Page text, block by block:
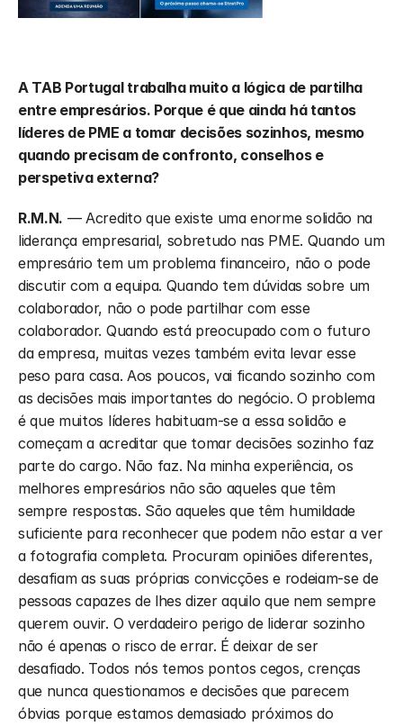
A TAB Portugal trabalha muito a lógica de partilha
entre empresários. Porque é que ainda há tantos
líderes de PME a tomar decisões sozinhos, mesmo
quando precisam de confronto, conselhos e
perspetiva externa?
R.M.N. — Acredito que existe uma enorme solidão na
liderança empresarial, sobretudo nas PME. Quando um
empresário tem um problema financeiro, não o pode
discutir com a equipa. Quando tem dúvidas sobre um
colaborador, não o pode partilhar com esse
colaborador. Quando está preocupado com o futuro
da empresa, muitas vezes também evita levar esse
peso para casa. Aos poucos, vai ficando sozinho com
as decisões mais importantes do negócio. O problema
é que muitos líderes habituam-se a essa solidão e
começam a acreditar que tomar decisões sozinho faz
parte do cargo. Não faz. Na minha experiência, os
melhores empresários não são aqueles que têm
sempre respostas. São aqueles que têm humildade
suficiente para reconhecer que podem não estar a ver
a fotografia completa. Procuram opiniões diferentes,
desafiam as suas próprias convicções e rodeiam-se de
pessoas capazes de lhes dizer aquilo que nem sempre
querem ouvir. O verdadeiro perigo de liderar sozinho
não é apenas o risco de errar. É deixar de ser
desafiado. Todos nós temos pontos cegos, crenças
que nunca questionamos e decisões que parecem
óbvias porque estamos demasiado próximos do